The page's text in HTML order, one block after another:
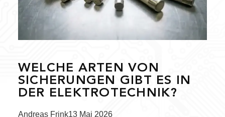
WELCHE ARTEN VON
SICHERUNGEN GIBT ES IN
DER ELEKTROTECHNIK?
Posted
Andreas Frink13 Mai 2026